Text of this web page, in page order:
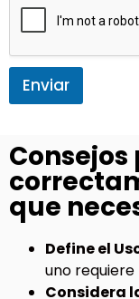
Enviar
que
Define el
uno
Considera